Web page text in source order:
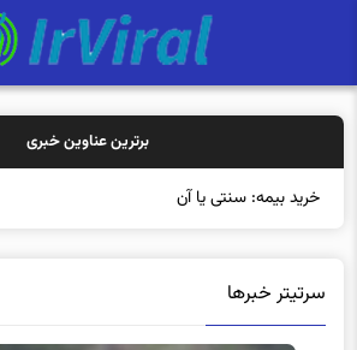
برترین عناوین خبری
خرید بیمه: سنتی یا آنلاین؟ کدامیک تجربه بهتری برا
سرتیتر خبرها